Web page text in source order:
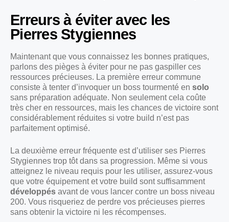
Erreurs à éviter avec les
Pierres Stygiennes
Maintenant que vous connaissez les bonnes pratiques,
parlons des pièges à éviter pour ne pas gaspiller ces
ressources précieuses. La première erreur commune
consiste à tenter d’invoquer un boss tourmenté en solo
sans préparation adéquate. Non seulement cela coûte
très cher en ressources, mais les chances de victoire sont
considérablement réduites si votre build n’est pas
parfaitement optimisé.
La deuxième erreur fréquente est d’utiliser ses Pierres
Stygiennes trop tôt dans sa progression. Même si vous
atteignez le niveau requis pour les utiliser, assurez-vous
que votre équipement et votre build sont suffisamment
développés avant de vous lancer contre un boss niveau
200. Vous risqueriez de perdre vos précieuses pierres
sans obtenir la victoire ni les récompenses.